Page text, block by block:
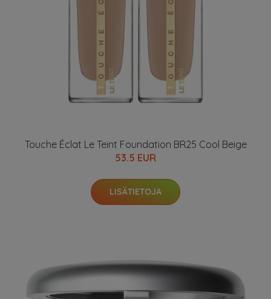
Touche Éclat Le Teint Foundation BR25 Cool Beige
53.5 EUR
LISÄTIETOJA